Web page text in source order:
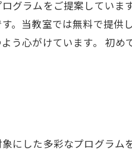
グラムをご提案してい
。当教室では無料で提
う心がけています。 初
にした多彩なプログラ